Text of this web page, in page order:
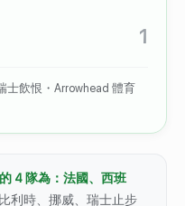
1
士飲恨・Arrowhead 體育
4 隊為：法國、西班
利時、挪威、瑞士止步